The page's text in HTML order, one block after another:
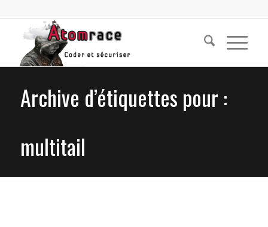
Archive d’étiquettes pour :
multitail